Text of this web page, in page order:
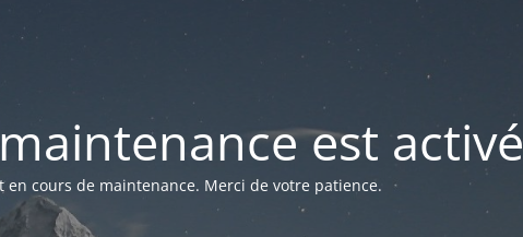
est activé
en cours de maintenance. Merci de votre patience.